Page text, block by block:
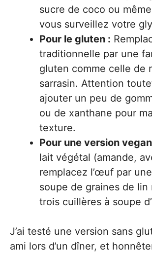
sucre de coco ou
vous surveillez votre
Pour le gluten :
traditionnelle par une
gluten comme celle de
sarrasin. Attention
ajouter un peu de
ou de xanthane pour
texture.
Pour une version
lait végétal (amande,
remplacez l’œuf par
soupe de graines de lin
trois cuillères à soupe
J’ai testé une version sans
ami lors d’un dîner, et